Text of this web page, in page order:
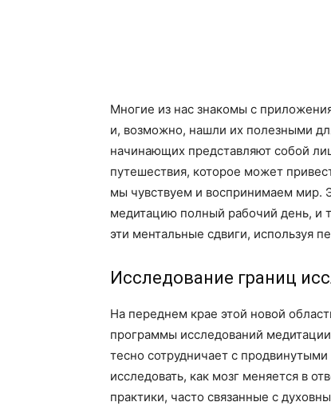
Многие из нас знакомы с
и, возможно, нашли их полезными
начинающих представляют собой
путешествия, которое может
мы чувствуем и воспринимаем мир.
медитацию полный рабочий день, и
эти ментальные сдвиги, используя
Исследование границ
На переднем крае этой новой
программы исследований
тесно сотрудничает с
исследовать, как мозг меняется в
практики, часто связанные с